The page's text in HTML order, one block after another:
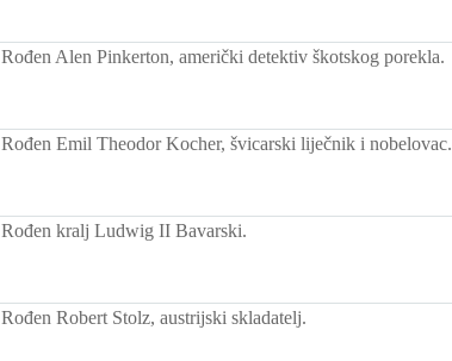
Rođen Alen Pinkerton, američki detektiv škotskog porekla.
Rođen Emil Theodor Kocher, švicarski liječnik i nobelovac.
Rođen kralj Ludwig II Bavarski.
Rođen Robert Stolz, austrijski skladatelj.